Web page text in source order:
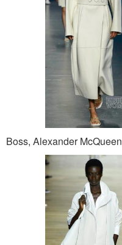
Boss, Alexander McQueen